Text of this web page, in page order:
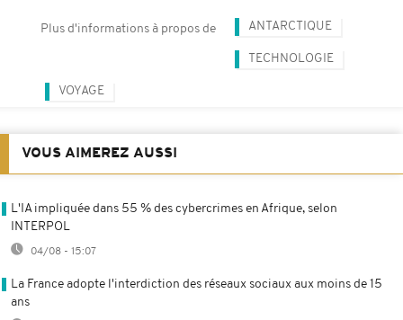
Plus d'informations à propos de ANTARCTIQUE
TECHNOLOGIE
VOYAGE
VOUS AIMEREZ AUSSI
L'IA impliquée dans 55 % des cybercrimes en Afrique, selon
INTERPOL
04/08 - 15:07
La France adopte l'interdiction des réseaux sociaux aux moins de 15
ans